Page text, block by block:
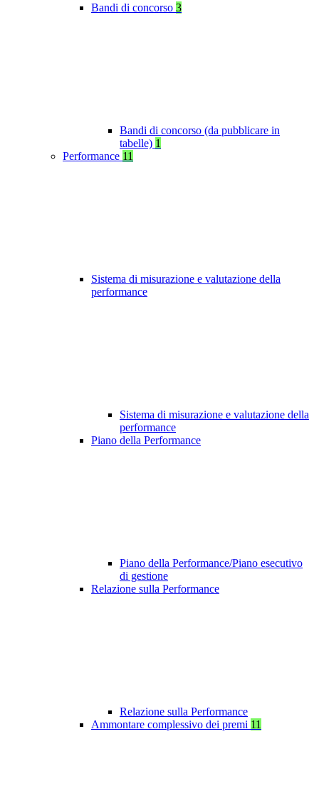
Bandi di concorso 3
Bandi di concorso (da pubblicare in
tabelle) 1
Performance 11
Sistema di misurazione e valutazione della
performance
Sistema di misurazione e valutazione della
performance
Piano della Performance
Piano della Performance/Piano esecutivo
di gestione
Relazione sulla Performance
Relazione sulla Performance
Ammontare complessivo dei premi 11